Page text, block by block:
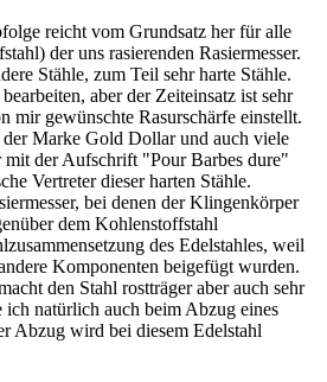
reicht vom Grundsatz her für alle
der uns rasierenden Rasiermesser.
Stähle, zum Teil sehr harte Stähle.
aber der Zeiteinsatz ist sehr
mir gewünschte Rasurschärfe einstellt.
der Marke Gold Dollar und auch viele
mit der Aufschrift "Pour Barbes dure"
Vertreter dieser harten Stähle.
bei denen der Klingenkörper
dem Kohlenstoffstahl
des Edelstahles, weil
Komponenten beigefügt wurden.
den Stahl rostträger aber auch sehr
ich natürlich auch beim Abzug eines
Abzug wird bei diesem Edelstahl